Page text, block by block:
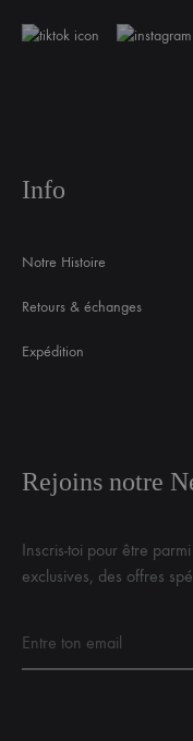
Info
Notre Histoire
Retours & échanges
Expédition
Rejoins notre
Inscris-toi pour être
exclusives, des offres